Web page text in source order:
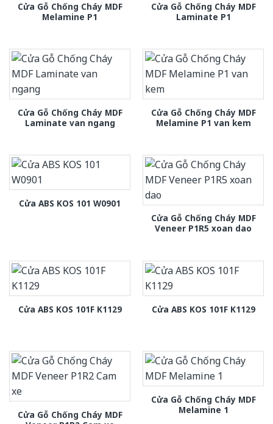
Cửa Gỗ Chống Cháy MDF
Melamine P1
Cửa Gỗ Chống Cháy MDF
Laminate P1
Cửa Gỗ Chống Cháy MDF
Laminate van ngang
Cửa Gỗ Chống Cháy MDF
Melamine P1 van kem
Cửa ABS KOS 101 W0901
Cửa Gỗ Chống Cháy MDF
Veneer P1R5 xoan dao
Cửa ABS KOS 101F K1129 Cửa ABS KOS 101F K1129
Cửa Gỗ Chống Cháy MDF
Cửa Gỗ Chống Cháy MDF
Melamine 1